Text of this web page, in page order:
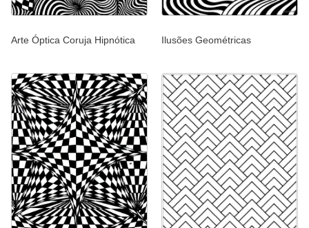
Arte Óptica Coruja Hipnótica Ilusões Geométricas